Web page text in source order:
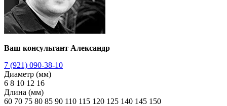
Ваш консультант Александр
7 (921) 090-38-10
Диаметр (мм)
6 8 10 12 16
Длина (мм)
60 70 75 80 85 90 110 115 120 125 140 145 150